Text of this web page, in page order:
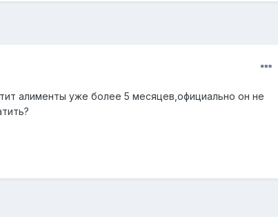
алименты уже более 5 месяцев,официально он не